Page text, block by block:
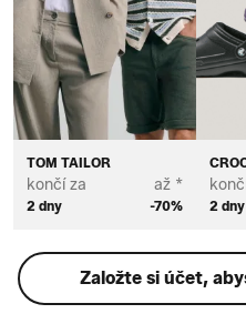
TOM TAILOR
končí za
2 dny
až *
-70% 2 dny
Založte si účet,